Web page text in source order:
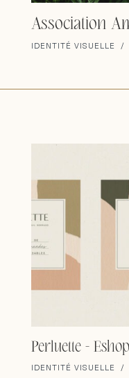
Association
IDENTITÉ VISUELLE /
Perluette -
IDENTITÉ VISUELLE /